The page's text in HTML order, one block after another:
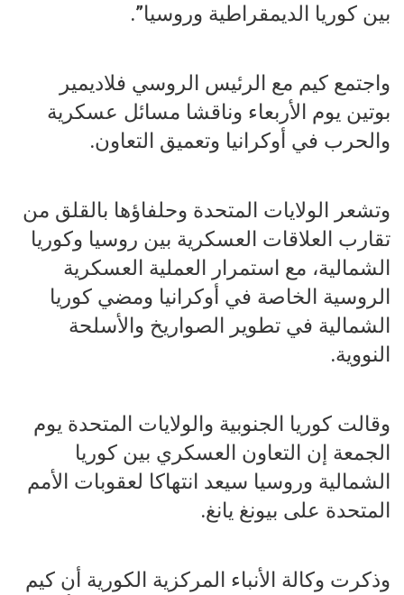
بين كوريا الديمقراطية وروسيا”.
واجتمع كيم مع الرئيس الروسي فلاديمير
بوتين يوم الأربعاء وناقشا مسائل عسكرية
والحرب في أوكرانيا وتعميق التعاون.
وتشعر الولايات المتحدة وحلفاؤها بالقلق من
تقارب العلاقات العسكرية بين روسيا وكوريا
الشمالية، مع استمرار العملية العسكرية
الروسية الخاصة في أوكرانيا ومضي كوريا
الشمالية في تطوير الصواريخ والأسلحة
النووية.
وقالت كوريا الجنوبية والولايات المتحدة يوم
الجمعة إن التعاون العسكري بين كوريا
الشمالية وروسيا سيعد انتهاكا لعقوبات الأمم
المتحدة على بيونغ يانغ.
وذكرت وكالة الأنباء المركزية الكورية أن كيم